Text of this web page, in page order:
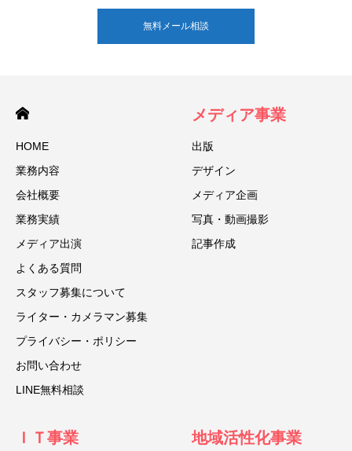
無料メール相談
HOME
業務内容
会社概要
業務実績
メディア出演
よくある質問
スタッフ募集について
ライター・カメラマン募集
プライバシー・ポリシー
お問い合わせ
LINE無料相談
メディア事業
出版
デザイン
メディア企画
写真・動画撮影
記事作成
ＩＴ事業 地域活性化事業